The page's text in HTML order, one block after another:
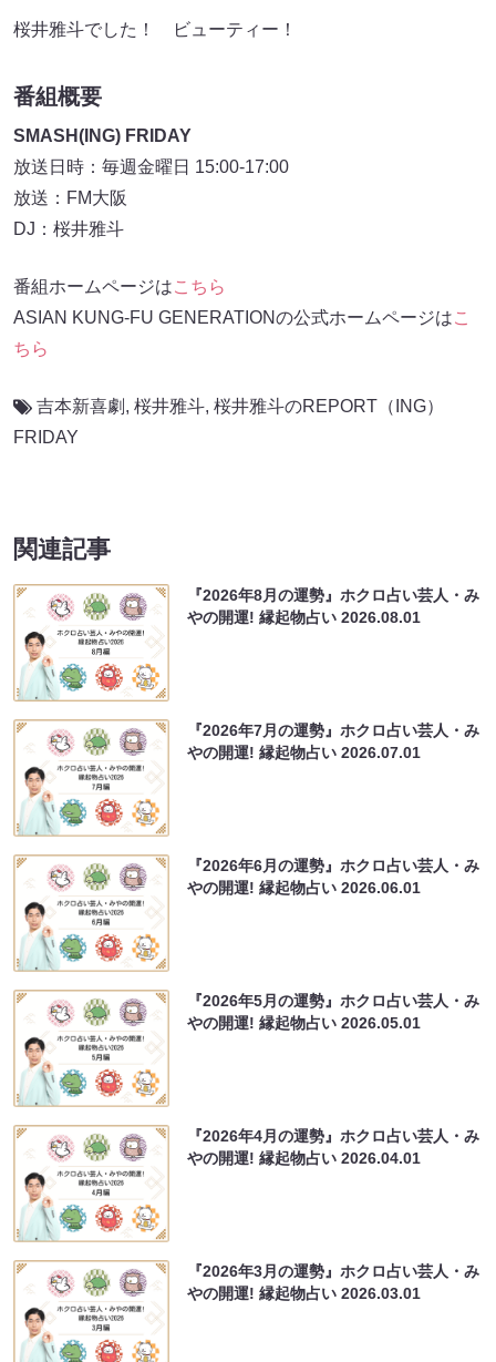
桜井雅斗でした！ ビューティー！
番組概要
SMASH(ING) FRIDAY
放送日時：毎週金曜日 15:00-17:00
放送：FM大阪
DJ：桜井雅斗
番組ホームページはこちら
ASIAN KUNG-FU GENERATIONの公式ホームページはこ
ちら
吉本新喜劇 , 桜井雅斗, 桜井雅斗のREPORT（ING）
FRIDAY
関連記事
『2026年8月の運勢』ホクロ占い芸人・み
やの開運! 縁起物占い2026.08.01
『2026年7月の運勢』ホクロ占い芸人・み
やの開運! 縁起物占い2026.07.01
『2026年6月の運勢』ホクロ占い芸人・み
やの開運! 縁起物占い2026.06.01
『2026年5月の運勢』ホクロ占い芸人・み
やの開運! 縁起物占い2026.05.01
『2026年4月の運勢』ホクロ占い芸人・み
やの開運! 縁起物占い2026.04.01
『2026年3月の運勢』ホクロ占い芸人・み
やの開運! 縁起物占い2026.03.01